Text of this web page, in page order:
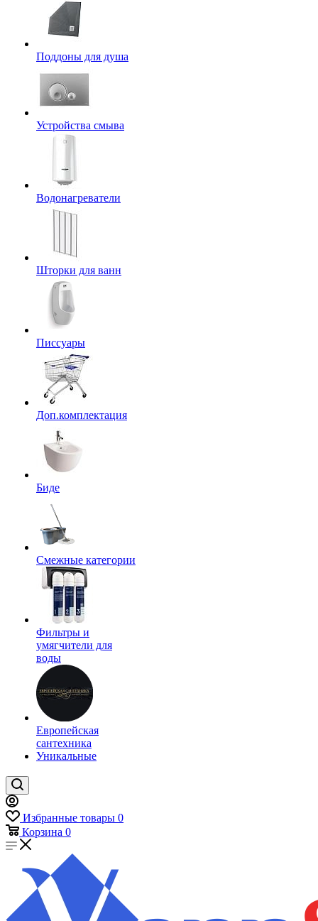
Поддоны для душа
Устройства смыва
Водонагреватели
Шторки для ванн
Писсуары
Доп.комплектация
Биде
Смежные категории
Фильтры и
умягчители для
воды
Европейская
сантехника
Уникальные
Избранные товары 0
Корзина 0